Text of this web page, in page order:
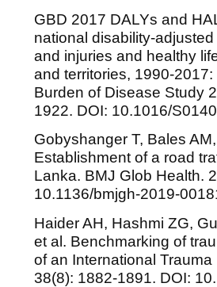
GBD 2017 DALYs and
national disability-
and injuries and healthy
and territories, 1990-
Burden of Disease Study
1922. DOI: 10.1016/
Gobyshanger T, Bales
Establishment of a road
Lanka. BMJ Glob Health.
10.1136/bmjgh-2019-
Haider AH, Hashmi ZG,
et al. Benchmarking of
of an International
38(8): 1882-1891. DOI: